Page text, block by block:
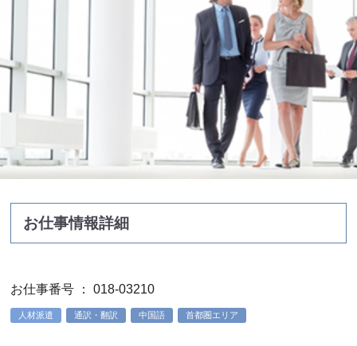
お仕事情報詳細
お仕事番号 ： 018-03210
人材派遣 通訳・翻訳 中国語 首都圏エリア